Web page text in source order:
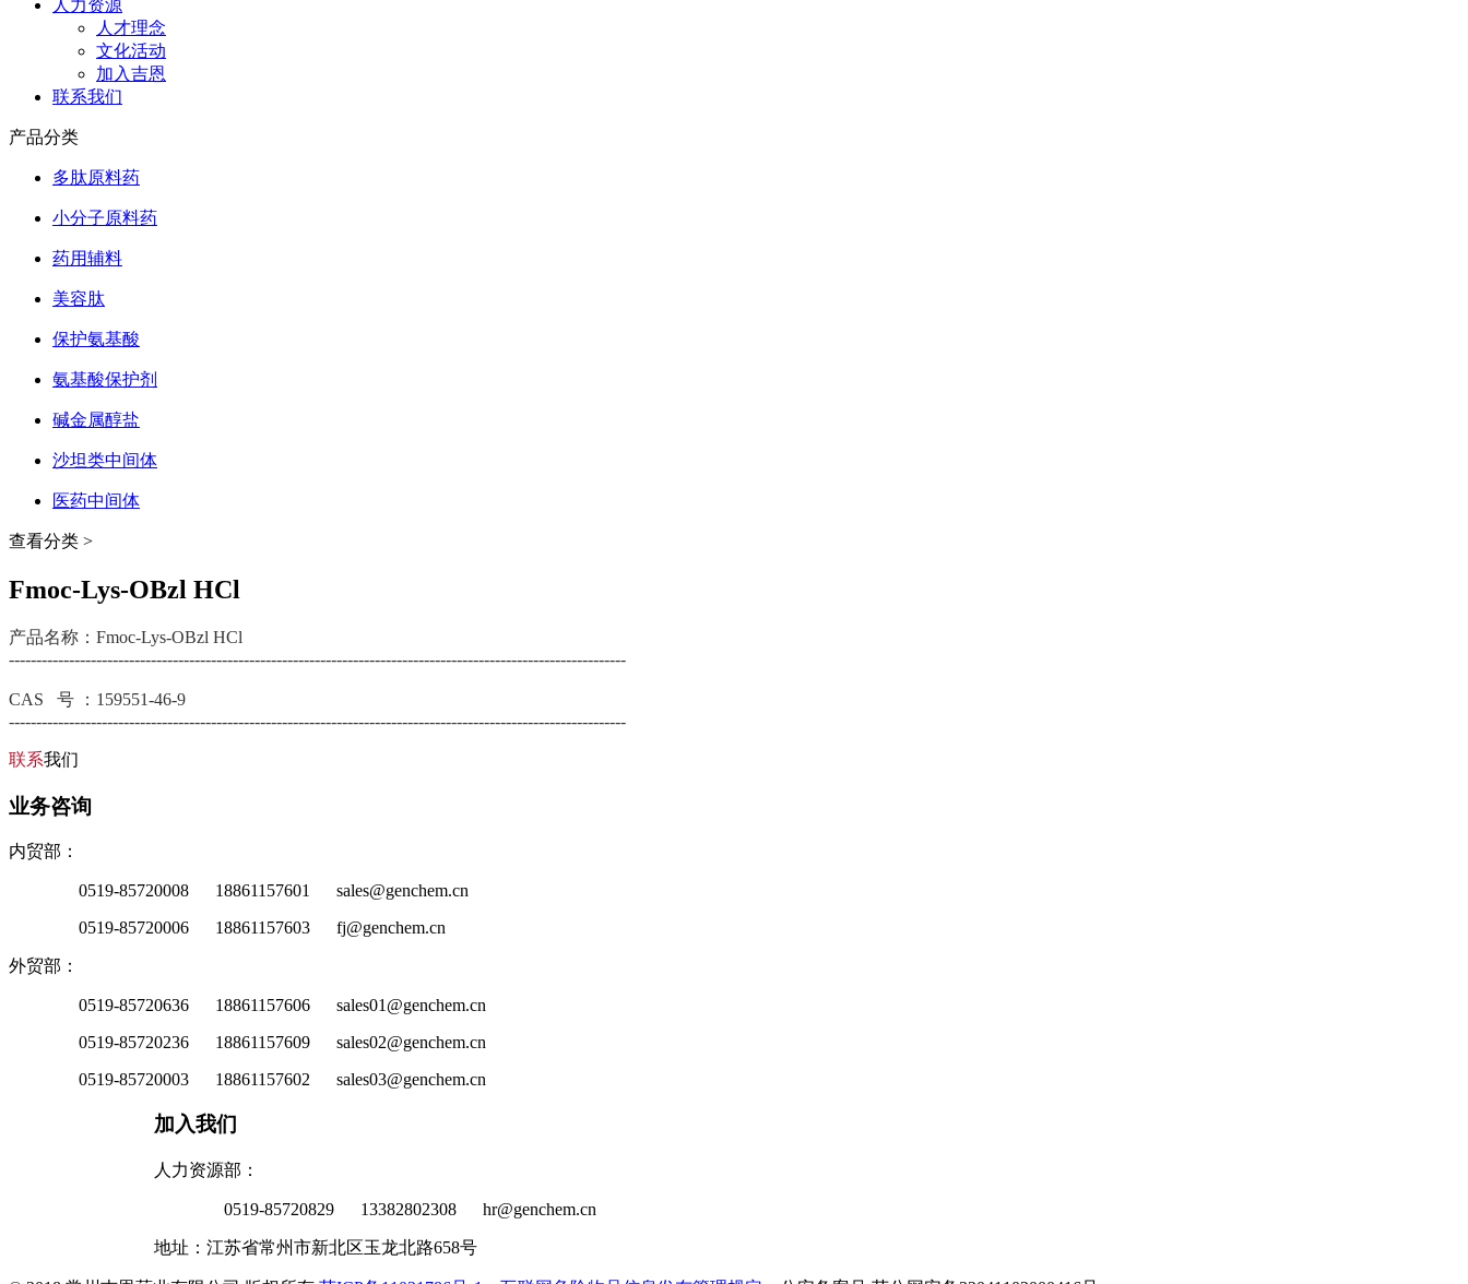
人力资源
人才理念
文化活动
加入吉恩
联系我们
产品分类
多肽原料药
小分子原料药
药用辅料
美容肽
保护氨基酸
氨基酸保护剂
碱金属醇盐
沙坦类中间体
医药中间体
查看分类 >
Fmoc-Lys-OBzl HCl
产品名称：Fmoc-Lys-OBzl HCl
-----------------------------------------------------------------------------------------------------------------
CAS 号 ：159551-46-9
-----------------------------------------------------------------------------------------------------------------
联系我们
业务咨询
内贸部：
0519-85720008 18861157601 sales@genchem.cn
0519-85720006 18861157603 fj@genchem.cn
外贸部：
0519-85720636 18861157606 sales01@genchem.cn
0519-85720236 18861157609 sales02@genchem.cn
0519-85720003 18861157602 sales03@genchem.cn
加入我们
人力资源部：
0519-85720829 13382802308 hr@genchem.cn
地址：江苏省常州市新北区玉龙北路658号